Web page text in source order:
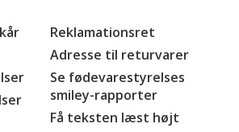
Reklamationsret
Adresse til returvarer
Se fødevarestyrelses
smiley-rapporter
Få teksten læst højt